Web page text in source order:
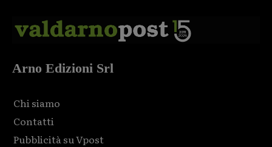
Arno Edizioni Srl
Chi siamo
Contatti
Pubblicità su Vpost